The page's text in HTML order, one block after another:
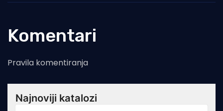
Komentari
Pravila komentiranja